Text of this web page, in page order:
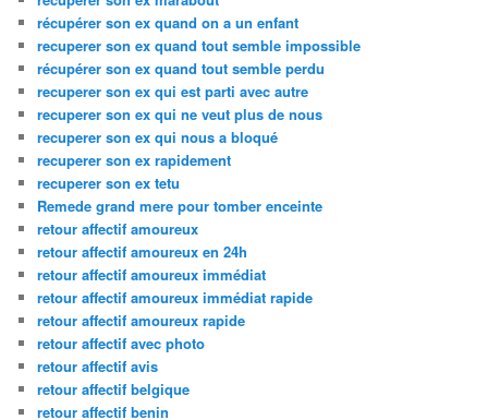
récupérer son ex quand on a un enfant
recuperer son ex quand tout semble impossible
récupérer son ex quand tout semble perdu
recuperer son ex qui est parti avec autre
recuperer son ex qui ne veut plus de nous
recuperer son ex qui nous a bloqué
recuperer son ex rapidement
recuperer son ex tetu
Remede grand mere pour tomber enceinte
retour affectif amoureux
retour affectif amoureux en 24h
retour affectif amoureux immédiat
retour affectif amoureux immédiat rapide
retour affectif amoureux rapide
retour affectif avec photo
retour affectif avis
retour affectif belgique
retour affectif benin